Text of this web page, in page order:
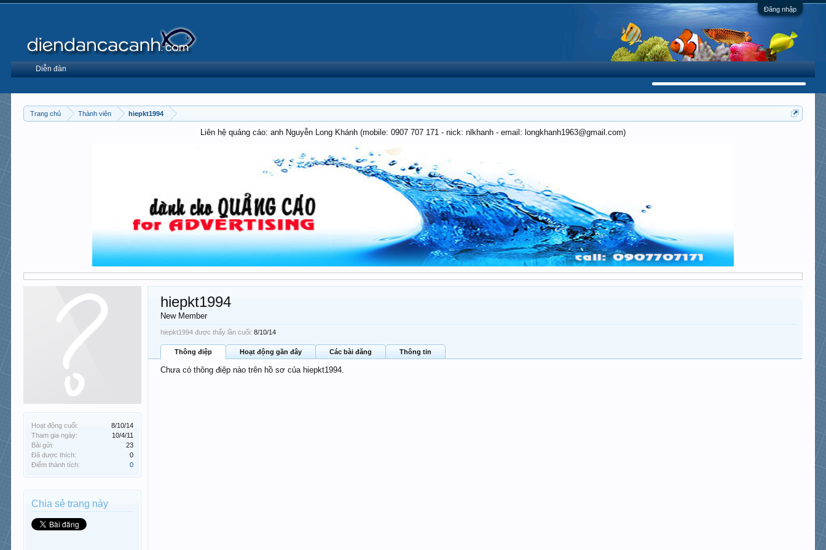
Đăng nhập
Trang chủ Thành viên hiepkt1994
Liên hệ quảng cáo: anh Nguyễn Long Khánh (mobile: 0907 707 171 - nick: nlkhanh - email: longkhanh1963@gmail.com)
Hoạt động cuối:
8/10/14
Tham gia ngày:
10/4/11
Bài gửi:
23
Đã được thích:
0
Điểm thành tích:
0
Chia sẻ trang này
hiepkt1994
New Member
hiepkt1994 được thấy lần cuối: 8/10/14
Thông điệp Hoạt động gần đây Các bài đăng Thông tin
Chưa có thông điệp nào trên hồ sơ của hiepkt1994.
Diễn đàn